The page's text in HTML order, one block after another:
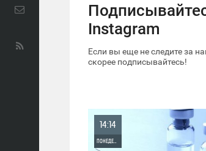
Instagram
Если вы еще не следите за
скорее подписывайтесь!
14:14
ПОНЕДЕЛЬНИК